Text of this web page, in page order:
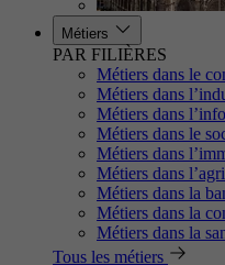
Métiers
PAR FILIÈRES
Métiers dans le
Métiers dans
Métiers dans
Métiers dans le
Métiers dans
Métiers dans
Métiers dans la
Métiers dans la
Métiers dans la
Tous les métiers